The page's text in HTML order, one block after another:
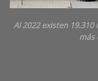
Al 2022 existen 19.310
más